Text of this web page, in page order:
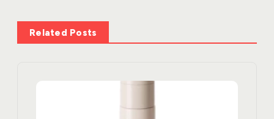
Related Posts